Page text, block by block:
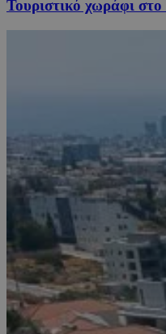
Τουριστικό χωράφι